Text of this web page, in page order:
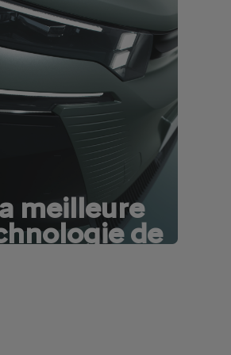
meilleure
de